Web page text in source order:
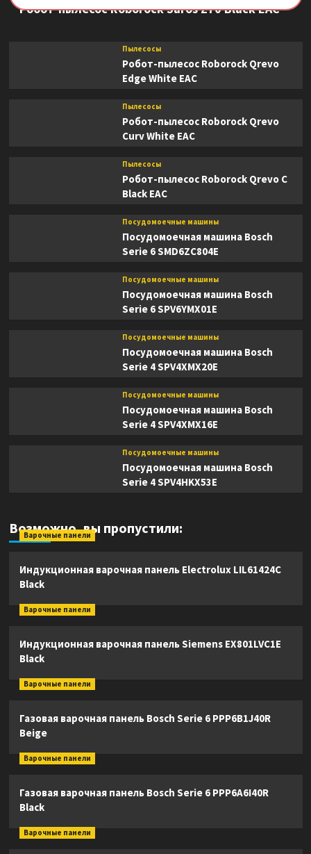
Робот-пылесос Roborock Saros Z70 Black EAC
Пылесосы
Робот-пылесос Roborock Qrevo
Edge White EAC
Пылесосы
Робот-пылесос Roborock Qrevo
Curv White EAC
Пылесосы
Робот-пылесос Roborock Qrevo C
Black EAC
Посудомоечные машины
Посудомоечная машина Bosch
Serie 6 SMD6ZC804E
Посудомоечные машины
Посудомоечная машина Bosch
Serie 6 SPV6YMX01E
Посудомоечные машины
Посудомоечная машина Bosch
Serie 4 SPV4XMX20E
Посудомоечные машины
Посудомоечная машина Bosch
Serie 4 SPV4XMX16E
Посудомоечные машины
Посудомоечная машина Bosch
Serie 4 SPV4HKX53E
Возможно, вы пропустили:
Варочные панели
Индукционная варочная панель Electrolux LIL61424C
Black
Варочные панели
Индукционная варочная панель Siemens EX801LVC1E
Black
Варочные панели
Газовая варочная панель Bosch Serie 6 PPP6B1J40R
Beige
Варочные панели
Газовая варочная панель Bosch Serie 6 PPP6A6I40R
Black
Варочные панели